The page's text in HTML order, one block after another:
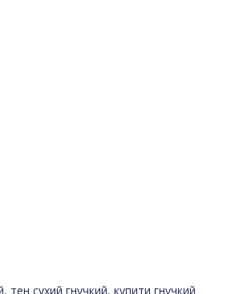
, тен сухий гнучкий, купити гнучкий